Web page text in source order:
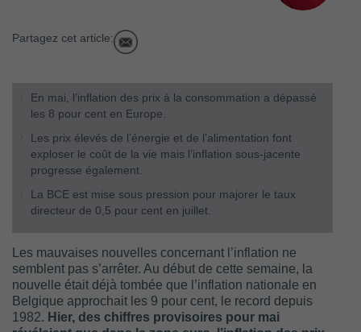
Partagez cet article:
En mai, l’inflation des prix à la consommation a dépassé
les 8 pour cent en Europe.
Les prix élevés de l’énergie et de l’alimentation font
exploser le coût de la vie mais l’inflation sous-jacente
progresse également.
La BCE est mise sous pression pour majorer le taux
directeur de 0,5 pour cent en juillet.
Les mauvaises nouvelles concernant l’inflation ne
semblent pas s’arrêter. Au début de cette semaine, la
nouvelle était déjà tombée que l’inflation nationale en
Belgique approchait les 9 pour cent, le record depuis
1982. Hier, des chiffres provisoires pour mai